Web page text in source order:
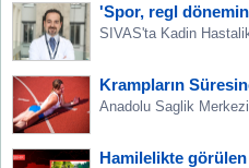
'Spor, regl
SIVAS'ta Kadin
Krampların
Anadolu Saglik
Hamilelikte